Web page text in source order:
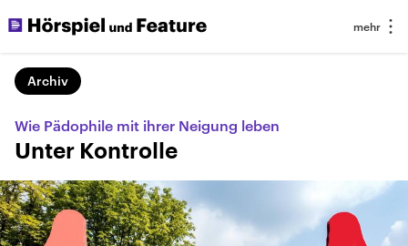
Archiv
Wie Pädophile mit ihrer Neigung leben
Unter Kontrolle